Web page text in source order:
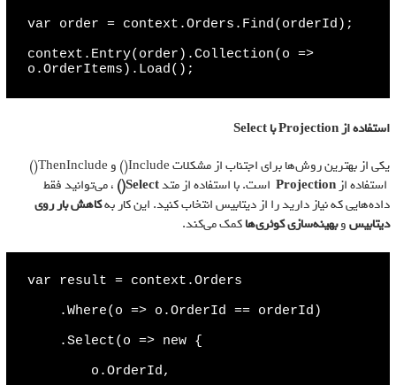
var order = context.Orders.Find(orderId);
context.Entry(order).Collection(o =>
o.OrderItems).Load();
استفاده ازProjectionبا
یکی از بهترین روش‌ها برای اجتناب از مشکلات Include() و ThenInclude()
استفاده ازProjectionاست. با استفاده از متدSelect()
، می‌توانید فقط
داده‌هایی که نیاز دارید را از دیتابیس انتخاب کنید. این کار بهکاهش بار روی
دیتابیسوبهینه‌سازی کوئری‌هاکمک می‌کند.
var result = context.Orders
.Where(o => o.OrderId == orderId)
.Select(o => new {
o.OrderId,